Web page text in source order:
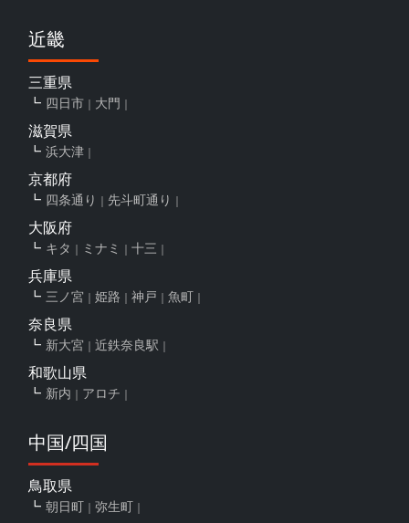
近畿
三重県
四日市 大門
滋賀県
浜大津
京都府
四条通り 先斗町通り
大阪府
キタ ミナミ 十三
兵庫県
三ノ宮 姫路 神戸 魚町
奈良県
新大宮 近鉄奈良駅
和歌山県
新内 アロチ
中国/四国
鳥取県
朝日町 弥生町